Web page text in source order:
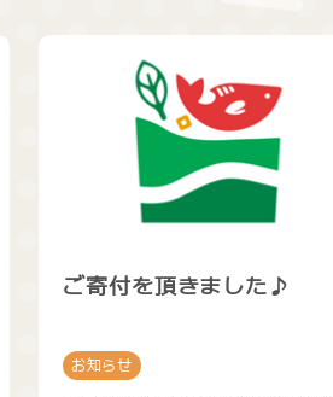
ご寄付を頂きました♪
お知らせ